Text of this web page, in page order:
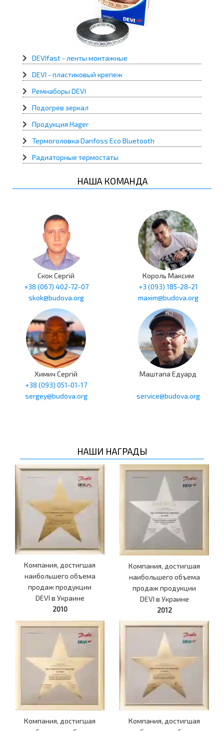
DEVIfast - ленты монтажные
DEVI - пластиковый крепеж
Ремнаборы DEVI
Подогрев зеркал
Продукция Hager
Термоголовка Danfoss Eco Bluetooth
Радиаторные термостаты
НАША КОМАНДА
Скок Сергій
+38 (067) 402-72-07
skok@budova.org
Король Максим
+3 (093) 185-28-21
maxim@budova.org
Химич Сергій
+38 (093) 051-01-17
sergey@budova.org
Маштапа Едуард
service@budova.org
НАШИ НАГРАДЫ
Компания, достигшая
наибольшего объема
продаж продукции
DEVI в Украине
2010
Компания, достигшая
наибольшего объема
продаж продукции
DEVI в Украине
2012
Компания, достигшая
Компания, достигшая